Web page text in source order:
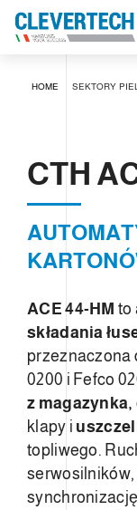
HOME SEKTORY
CTH
ACE 44-HM to
składania
przeznaczona
0200 i Fefco
z magazynka,
klapy i
topliwego.